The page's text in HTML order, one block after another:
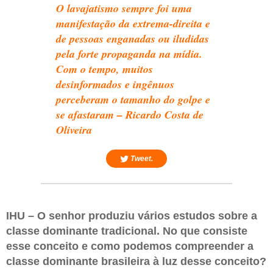
O lavajatismo sempre foi uma
manifestação da extrema-direita e
de pessoas enganadas ou iludidas
pela forte propaganda na mídia.
Com o tempo, muitos
desinformados e ingênuos
perceberam o tamanho do golpe e
se afastaram – Ricardo Costa de
Oliveira
Tweet.
IHU – O senhor produziu vários estudos sobre a
classe dominante tradicional. No que consiste
esse conceito e como podemos compreender a
classe dominante brasileira à luz desse conceito?